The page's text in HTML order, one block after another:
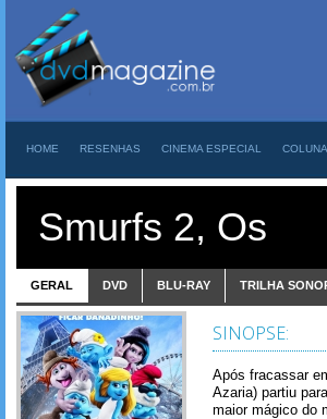
HOME RESENHAS CINEMA ESPECIAL
Smurfs 2, Os
GERAL DVD BLU-RAY TRILHA
SINOPSE:
Após fracassar
Azaria) partiu
maior mágico do